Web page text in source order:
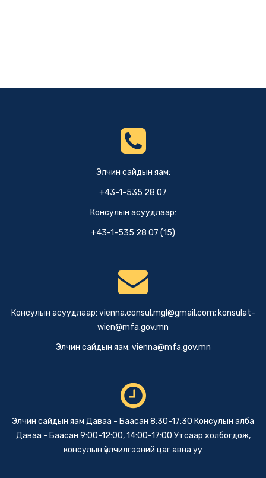
Элчин сайдын яам:
+43-1-535 28 07
Консулын асуудлаар:
+43-1-535 28 07 (15)
Консулын асуудлаар: vienna.consul.mgl@gmail.com; konsulat-
wien@mfa.gov.mn
Элчин сайдын яам: vienna@mfa.gov.mn
Элчин сайдын яам Даваа - Баасан 8:30-17:30 Консулын алба
Даваа - Баасан 9:00-12:00, 14:00-17:00 Утсаар холбогдож,
консулын үйлчилгээний цаг авна уу